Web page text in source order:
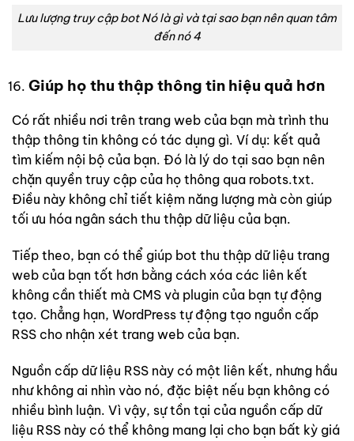
Lưu lượng truy cập bot Nó là gì và tại sao bạn nên quan tâm
đến nó 4
Giúp họ thu thập thông tin hiệu quả hơn
Có rất nhiều nơi trên trang web của bạn mà trình thu
thập thông tin không có tác dụng gì. Ví dụ: kết quả
tìm kiếm nội bộ của bạn. Đó là lý do tại sao bạn nên
chặn quyền truy cập của họ thông qua robots.txt.
Điều này không chỉ tiết kiệm năng lượng mà còn giúp
tối ưu hóa ngân sách thu thập dữ liệu của bạn.
Tiếp theo, bạn có thể giúp bot thu thập dữ liệu trang
web của bạn tốt hơn bằng cách xóa các liên kết
không cần thiết mà CMS và plugin của bạn tự động
tạo. Chẳng hạn, WordPress tự động tạo nguồn cấp
RSS cho nhận xét trang web của bạn.
Nguồn cấp dữ liệu RSS này có một liên kết, nhưng hầu
như không ai nhìn vào nó, đặc biệt nếu bạn không có
nhiều bình luận. Vì vậy, sự tồn tại của nguồn cấp dữ
liệu RSS này có thể không mang lại cho bạn bất kỳ giá